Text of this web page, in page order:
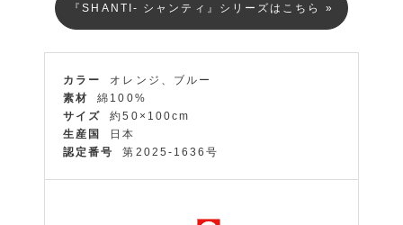
『SHANTI- シャンティ』シリーズはこちら »
カラー
オレンジ、ブルー
素材
綿100%
サイズ
約50×100cm
生産国
日本
認定番号
第2025-1636号